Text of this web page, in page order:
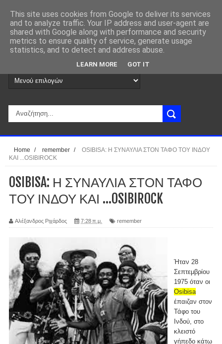
Home / remember /
OSIBISA: Η ΣΥΝΑΥΛΙΑ ΣΤΟΝ ΤΑΦΟ ΤΟΥ ΙΝΔΟΥ
ΚΑΙ ...OSIBIROCK
OSIBISA: Η ΣΥΝΑΥΛΙΑ ΣΤΟΝ ΤΑΦΟ
ΤΟΥ ΙΝΔΟΥ ΚΑΙ ...OSIBIROCK
Αλέξανδρος Ριχάρδος 7:28 π.μ. remember
Ήταν 28
Σεπτεμβρίου
1975 όταν οι
Osibisa
έπαιζαν στον
Τάφο του
Ινδού, στο
κλειστό
γήπεδο κάτω
This site uses cookies from Google to deliver its services
and to analyze traffic. Your IP address and user-agent are
shared with Google along with performance and security
metrics to ensure quality of service, generate usage
statistics, and to detect and address abuse.
LEARN MORE GOT IT